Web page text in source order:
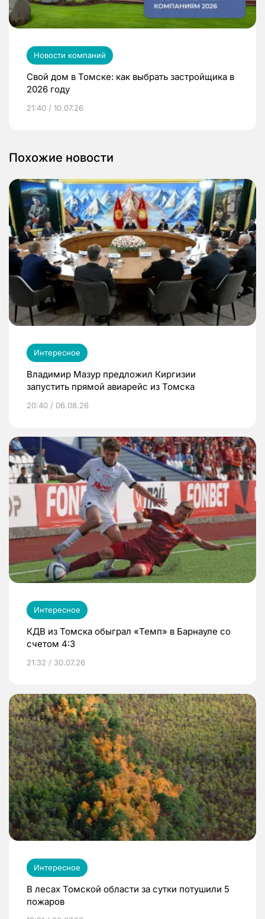
Новости компаний
Свой дом в Томске: как выбрать застройщика в
2026 году
21:40 / 10.07.26
Похожие новости
Интересное
Владимир Мазур предложил Киргизии
запустить прямой авиарейс из Томска
20:40 / 06.08.26
Интересное
КДВ из Томска обыграл «Темп» в Барнауле со
счетом 4:3
21:32 / 30.07.26
Интересное
В лесах Томской области за сутки потушили 5
пожаров